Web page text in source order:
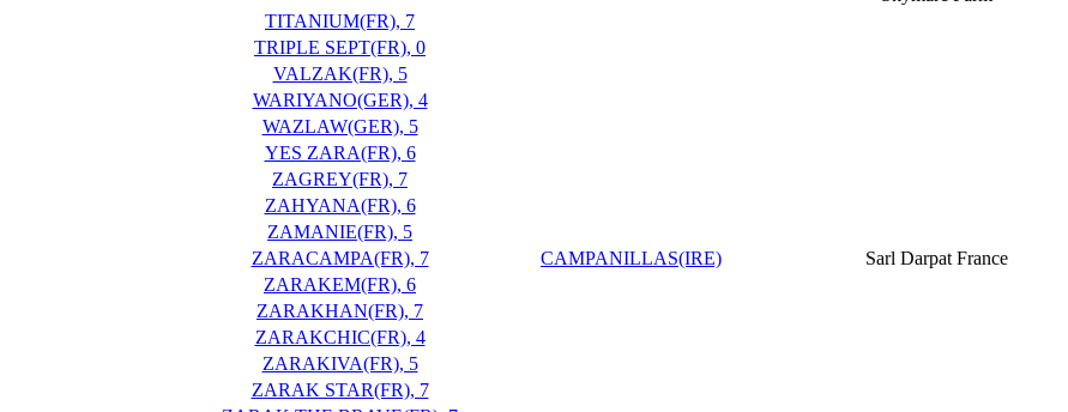
TITANIUM(FR), 7
TRIPLE SEPT(FR), 0
VALZAK(FR), 5
WARIYANO(GER), 4
WAZLAW(GER), 5
YES ZARA(FR), 6
ZAGREY(FR), 7
ZAHYANA(FR), 6
ZAMANIE(FR), 5
ZARACAMPA(FR), 7
CAMPANILLAS(IRE) Sarl Darpat France
ZARAKEM(FR), 6
ZARAKHAN(FR), 7
ZARAKCHIC(FR), 4
ZARAKIVA(FR), 5
ZARAK STAR(FR), 7